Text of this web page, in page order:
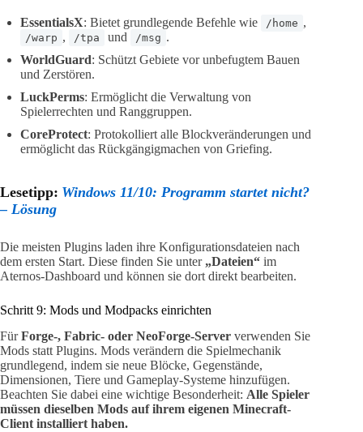
EssentialsX: Bietet grundlegende Befehle wie /home ,
/warp , /tpa und /msg .
WorldGuard: Schützt Gebiete vor unbefugtem Bauen
und Zerstören.
LuckPerms: Ermöglicht die Verwaltung von
Spielerrechten und Ranggruppen.
CoreProtect: Protokolliert alle Blockveränderungen und
ermöglicht das Rückgängigmachen von Griefing.
Lesetipp: Windows 11/10: Programm startet nicht?
– Lösung
Die meisten Plugins laden ihre Konfigurationsdateien nach
dem ersten Start. Diese finden Sie unter „Dateien“ im
Aternos-Dashboard und können sie dort direkt bearbeiten.
Schritt 9: Mods und Modpacks einrichten
FürForge-, Fabric- oder NeoForge-Server verwenden Sie
Mods statt Plugins. Mods verändern die Spielmechanik
grundlegend, indem sie neue Blöcke, Gegenstände,
Dimensionen, Tiere und Gameplay-Systeme hinzufügen.
Beachten Sie dabei eine wichtige Besonderheit: Alle Spieler
müssen dieselben Mods auf ihrem eigenen Minecraft-
Client installiert haben.